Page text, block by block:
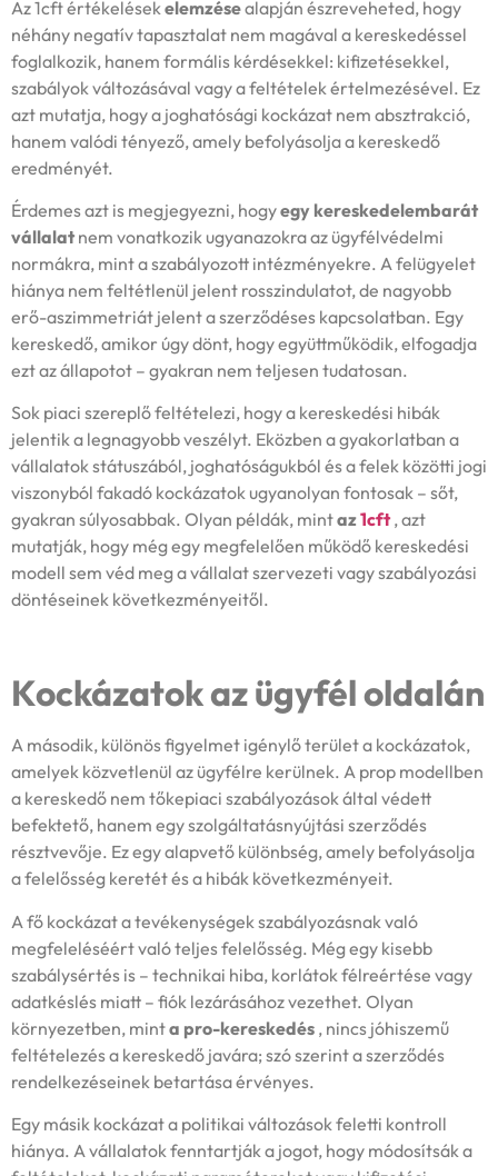
Az 1cft értékelésekelemzésealapján észreveheted, hogy
néhány negatív tapasztalat nem magával a kereskedéssel
foglalkozik, hanem formális kérdésekkel: kifizetésekkel,
szabályok változásával vagy a feltételek értelmezésével. Ez
azt mutatja, hogy a joghatósági kockázat nem absztrakció,
hanem valódi tényező, amely befolyásolja a kereskedő
eredményét.
Érdemes azt is megjegyezni, hogyegy kereskedelembarát
vállalat nem vonatkozik ugyanazokra az ügyfélvédelmi
normákra, mint a szabályozott intézményekre. A felügyelet
hiánya nem feltétlenül jelent rosszindulatot, de nagyobb
erő-aszimmetriát jelent a szerződéses kapcsolatban. Egy
kereskedő, amikor úgy dönt, hogy együttműködik, elfogadja
ezt az állapotot – gyakran nem teljesen tudatosan.
Sok piaci szereplő feltételezi, hogy a kereskedési hibák
jelentik a legnagyobb veszélyt. Eközben a gyakorlatban a
vállalatok státuszából, joghatóságukból és a felek közötti jogi
viszonyból fakadó kockázatok ugyanolyan fontosak – sőt,
gyakran súlyosabbak. Olyan példák, mintaz1cft, azt
mutatják, hogy még egy megfelelően működő kereskedési
modell sem véd meg a vállalat szervezeti vagy szabályozási
döntéseinek következményeitől.
Kockázatok az ügyfél oldalán
A második, különös figyelmet igénylő terület a kockázatok,
amelyek közvetlenül az ügyfélre kerülnek. A prop modellben
a kereskedő nem tőkepiaci szabályozások által védett
befektető, hanem egy szolgáltatásnyújtási szerződés
résztvevője. Ez egy alapvető különbség, amely befolyásolja
a felelősség keretét és a hibák következményeit.
A fő kockázat a tevékenységek szabályozásnak való
megfeleléséért való teljes felelősség. Még egy kisebb
szabálysértés is – technikai hiba, korlátok félreértése vagy
adatkéslés miatt – fiók lezárásához vezethet. Olyan
környezetben, minta pro-kereskedés , nincs jóhiszemű
feltételezés a kereskedő javára; szó szerint a szerződés
rendelkezéseinek betartása érvényes.
Egy másik kockázat a politikai változások feletti kontroll
hiánya. A vállalatok fenntartják a jogot, hogy módosítsák a